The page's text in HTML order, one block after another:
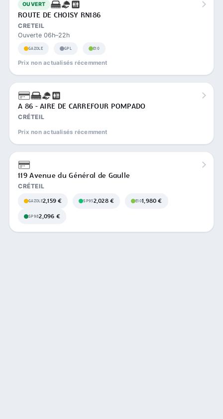
OUVERT
ROUTE DE CHOISY RN186
CRETEIL
Ouverte 06h–22h
GAZOLE GPL E10
Prix non actualisés récemment
A 86 - AIRE DE CARREFOUR POMPADO
CRÉTEIL
Prix non actualisés récemment
119 Avenue du Général de Gaulle
CRÉTEIL
GAZOLE2,159 € SP952,028 € E101,980 €
SP982,096 €